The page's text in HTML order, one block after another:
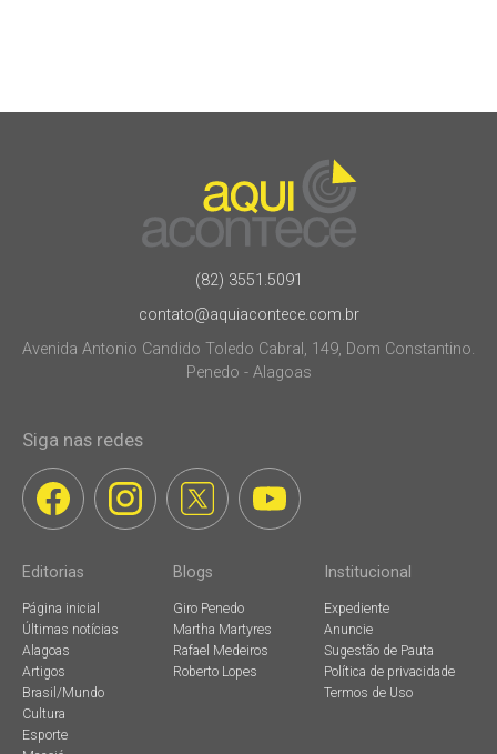
(82) 3551.5091
contato@aquiacontece.com.br
Avenida Antonio Candido Toledo Cabral, 149, Dom Constantino.
Penedo - Alagoas
Siga nas redes
Editorias
Página inicial
Últimas notícias
Alagoas
Artigos
Brasil/Mundo
Cultura
Esporte
Blogs
Giro Penedo
Martha Martyres
Rafael Medeiros
Roberto Lopes
Institucional
Expediente
Anuncie
Sugestão de Pauta
Política de privacidade
Termos de Uso